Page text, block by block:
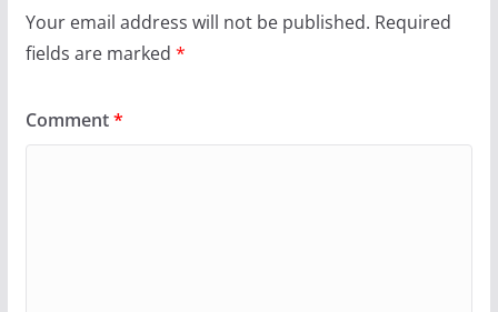
Your email address will not be published. Required
fields are marked *
Comment*